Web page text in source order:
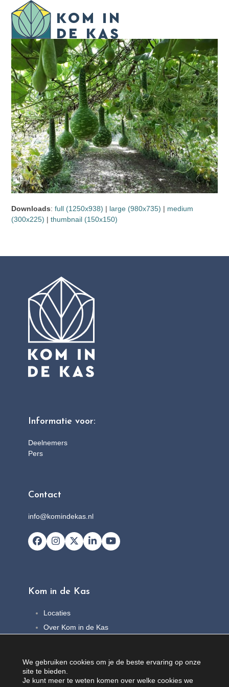
content
Open
mobile
menu
Close
mobile
menu
Downloads:full (1250x938) | large (980x735) | medium
(300x225) |thumbnail (150x150)
Informatie voor:
Deelnemers
Pers
Contact
info@komindekas.nl
Facebook
Instagram
X LinkedInYouTube
Kom in de Kas
Locaties
Over Kom in de Kas
Contact
We gebruiken cookies om je de beste ervaring op onze
site te bieden.
Je kunt meer te weten komen over welke cookies we